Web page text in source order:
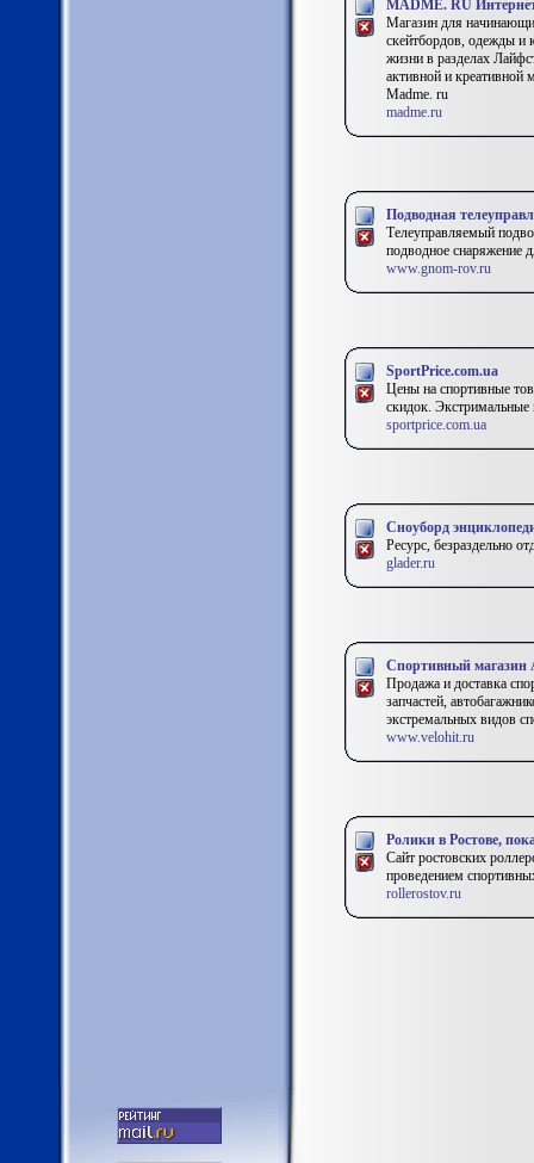
MADME. RU
Магазин для
скейтбордов, одежды и
жизни в разделах
активной и
Madme. ru
madme.ru
Подводная
Телеуправляемый
подводное снаряжение
www.gnom-rov.ru
SportPrice.com.ua
Цены на спортивные
скидок.
sportprice.com.ua
Сноуборд
Ресурс, безраздельно
glader.ru
Спортивный магазин
Продажа и доставка
запчастей,
экстремальных видов
www.velohit.ru
Ролики в Ростове,
Сайт ростовских
проведением
rollerostov.ru